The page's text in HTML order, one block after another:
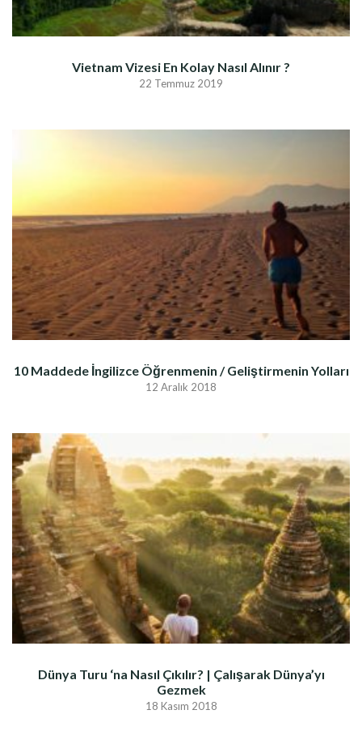
Vietnam Vizesi En Kolay Nasıl Alınır ?
22 Temmuz 2019
10 Maddede İngilizce Öğrenmenin / Geliştirmenin Yolları
12 Aralık 2018
Dünya Turu ‘na Nasıl Çıkılır? | Çalışarak Dünya’yı
Gezmek
18 Kasım 2018